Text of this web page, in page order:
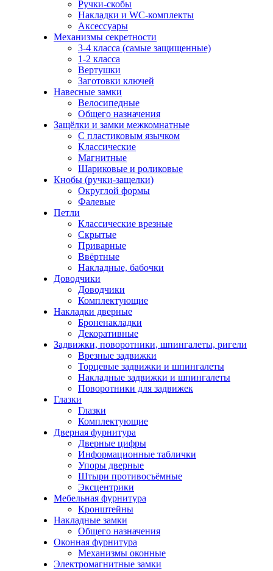
Ручки-скобы
Накладки и WC-комплекты
Аксессуары
Механизмы секретности
3-4 класса (самые защищенные)
1-2 класса
Вертушки
Заготовки ключей
Навесные замки
Велосипедные
Общего назначения
Защёлки и замки межкомнатные
С пластиковым язычком
Классические
Магнитные
Шариковые и роликовые
Кнобы (ручки-защелки)
Округлой формы
Фалевые
Петли
Классические врезные
Скрытые
Приварные
Ввёртные
Накладные, бабочки
Доводчики
Доводчики
Комплектующие
Накладки дверные
Броненакладки
Декоративные
Задвижки, поворотники, шпингалеты, ригели
Врезные задвижки
Торцевые задвижки и шпингалеты
Накладные задвижки и шпингалеты
Поворотники для задвижек
Глазки
Глазки
Комплектующие
Дверная фурнитура
Дверные цифры
Информационные таблички
Упоры дверные
Штыри противосъёмные
Эксцентрики
Мебельная фурнитура
Кронштейны
Накладные замки
Общего назначения
Оконная фурнитура
Механизмы оконные
Электромагнитные замки